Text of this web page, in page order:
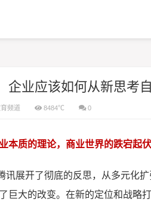
企业应该如何从新思考
频道 8484℃ 0
本质的理论，商业世界的跌宕起
讯展开了彻底的反思，从多元化
巨大的改变。在新的定位和战略